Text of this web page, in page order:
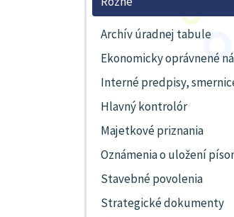
Archív úradnej tabule
Ekonomicky oprávnené
Interné predpisy,
Hlavný kontrolór
Majetkové priznania
Oznámenia o uložení
Stavebné povolenia
Strategické dokumenty